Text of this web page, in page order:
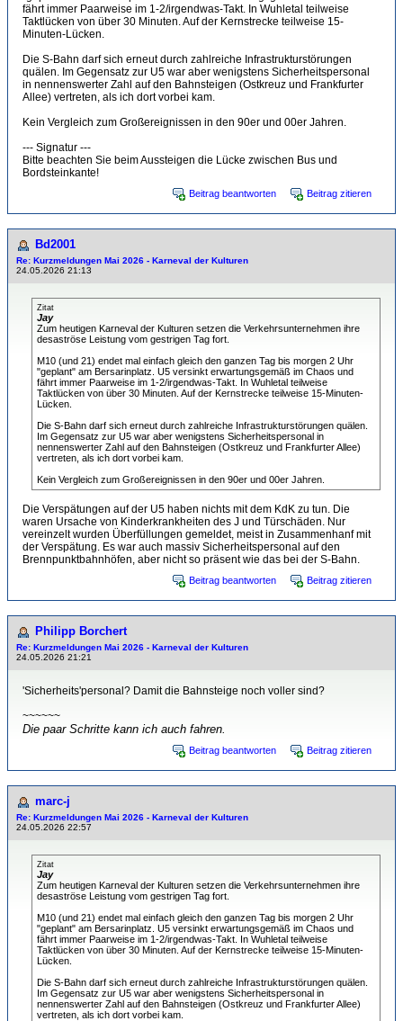
fährt immer Paarweise im 1-2/irgendwas-Takt. In Wuhletal teilweise
Taktlücken von über 30 Minuten. Auf der Kernstrecke teilweise 15-
Minuten-Lücken.
Die S-Bahn darf sich erneut durch zahlreiche Infrastrukturstörungen
quälen. Im Gegensatz zur U5 war aber wenigstens Sicherheitspersonal
in nennenswerter Zahl auf den Bahnsteigen (Ostkreuz und Frankfurter
Allee) vertreten, als ich dort vorbei kam.
Kein Vergleich zum Großereignissen in den 90er und 00er Jahren.
--- Signatur ---
Bitte beachten Sie beim Aussteigen die Lücke zwischen Bus und
Bordsteinkante!
Beitrag beantworten Beitrag zitieren
Bd2001
Re: Kurzmeldungen Mai 2026 - Karneval der Kulturen
24.05.2026 21:13
Zitat
Jay
Zum heutigen Karneval der Kulturen setzen die Verkehrsunternehmen ihre
desaströse Leistung vom gestrigen Tag fort.
M10 (und 21) endet mal einfach gleich den ganzen Tag bis morgen 2 Uhr
"geplant" am Bersarinplatz. U5 versinkt erwartungsgemäß im Chaos und
fährt immer Paarweise im 1-2/irgendwas-Takt. In Wuhletal teilweise
Taktlücken von über 30 Minuten. Auf der Kernstrecke teilweise 15-Minuten-
Lücken.
Die S-Bahn darf sich erneut durch zahlreiche Infrastrukturstörungen quälen.
Im Gegensatz zur U5 war aber wenigstens Sicherheitspersonal in
nennenswerter Zahl auf den Bahnsteigen (Ostkreuz und Frankfurter Allee)
vertreten, als ich dort vorbei kam.
Kein Vergleich zum Großereignissen in den 90er und 00er Jahren.
Die Verspätungen auf der U5 haben nichts mit dem KdK zu tun. Die
waren Ursache von Kinderkrankheiten des J und Türschäden. Nur
vereinzelt wurden Überfüllungen gemeldet, meist in Zusammenhanf mit
der Verspätung. Es war auch massiv Sicherheitspersonal auf den
Brennpunktbahnhöfen, aber nicht so präsent wie das bei der S-Bahn.
Beitrag beantworten Beitrag zitieren
Philipp Borchert
Re: Kurzmeldungen Mai 2026 - Karneval der Kulturen
24.05.2026 21:21
'Sicherheits'personal? Damit die Bahnsteige noch voller sind?
~~~~~~
Die paar Schritte kann ich auch fahren.
Beitrag beantworten Beitrag zitieren
marc-j
Re: Kurzmeldungen Mai 2026 - Karneval der Kulturen
24.05.2026 22:57
Zitat
Jay
Zum heutigen Karneval der Kulturen setzen die Verkehrsunternehmen ihre
desaströse Leistung vom gestrigen Tag fort.
M10 (und 21) endet mal einfach gleich den ganzen Tag bis morgen 2 Uhr
"geplant" am Bersarinplatz. U5 versinkt erwartungsgemäß im Chaos und
fährt immer Paarweise im 1-2/irgendwas-Takt. In Wuhletal teilweise
Taktlücken von über 30 Minuten. Auf der Kernstrecke teilweise 15-Minuten-
Lücken.
Die S-Bahn darf sich erneut durch zahlreiche Infrastrukturstörungen quälen.
Im Gegensatz zur U5 war aber wenigstens Sicherheitspersonal in
nennenswerter Zahl auf den Bahnsteigen (Ostkreuz und Frankfurter Allee)
vertreten, als ich dort vorbei kam.